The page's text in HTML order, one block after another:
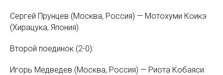
Сергей Прунцев (Москва, Россия) — Мотохуми Коикэ
(Хирацука, Япония)
Второй поединок (2-0):
Игорь Медведев (Москва, Россия) — Риота Кобаяси